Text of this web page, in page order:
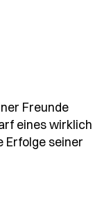
Freunde
eines wirklich
Erfolge seiner